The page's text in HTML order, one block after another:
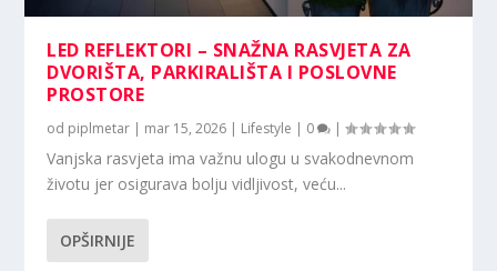
LED REFLEKTORI – SNAŽNA RASVJETA ZA
DVORIŠTA, PARKIRALIŠTA I POSLOVNE
PROSTORE
od piplmetar | mar 15, 2026 | Lifestyle | 0 |
Vanjska rasvjeta ima važnu ulogu u svakodnevnom
životu jer osigurava bolju vidljivost, veću...
OPŠIRNIJE